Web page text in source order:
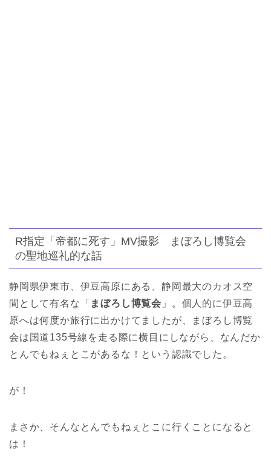
R指定「帝都に死す」MV撮影 まぼろし博覧会
の聖地巡礼的な話
静岡県伊東市、伊豆高原にある、静岡最大のカオス空
間として有名な「 まぼろし博覧会 」。個人的に伊豆高
原へは何度か旅行に出かけてましたが、まぼろし博覧
会は国道135号線を走る際に横目にしながら、なんだか
とんでもねぇとこがあるな！という認識でした。
が！
まさか、そんなとんでもねぇとこに行くことになると
は！